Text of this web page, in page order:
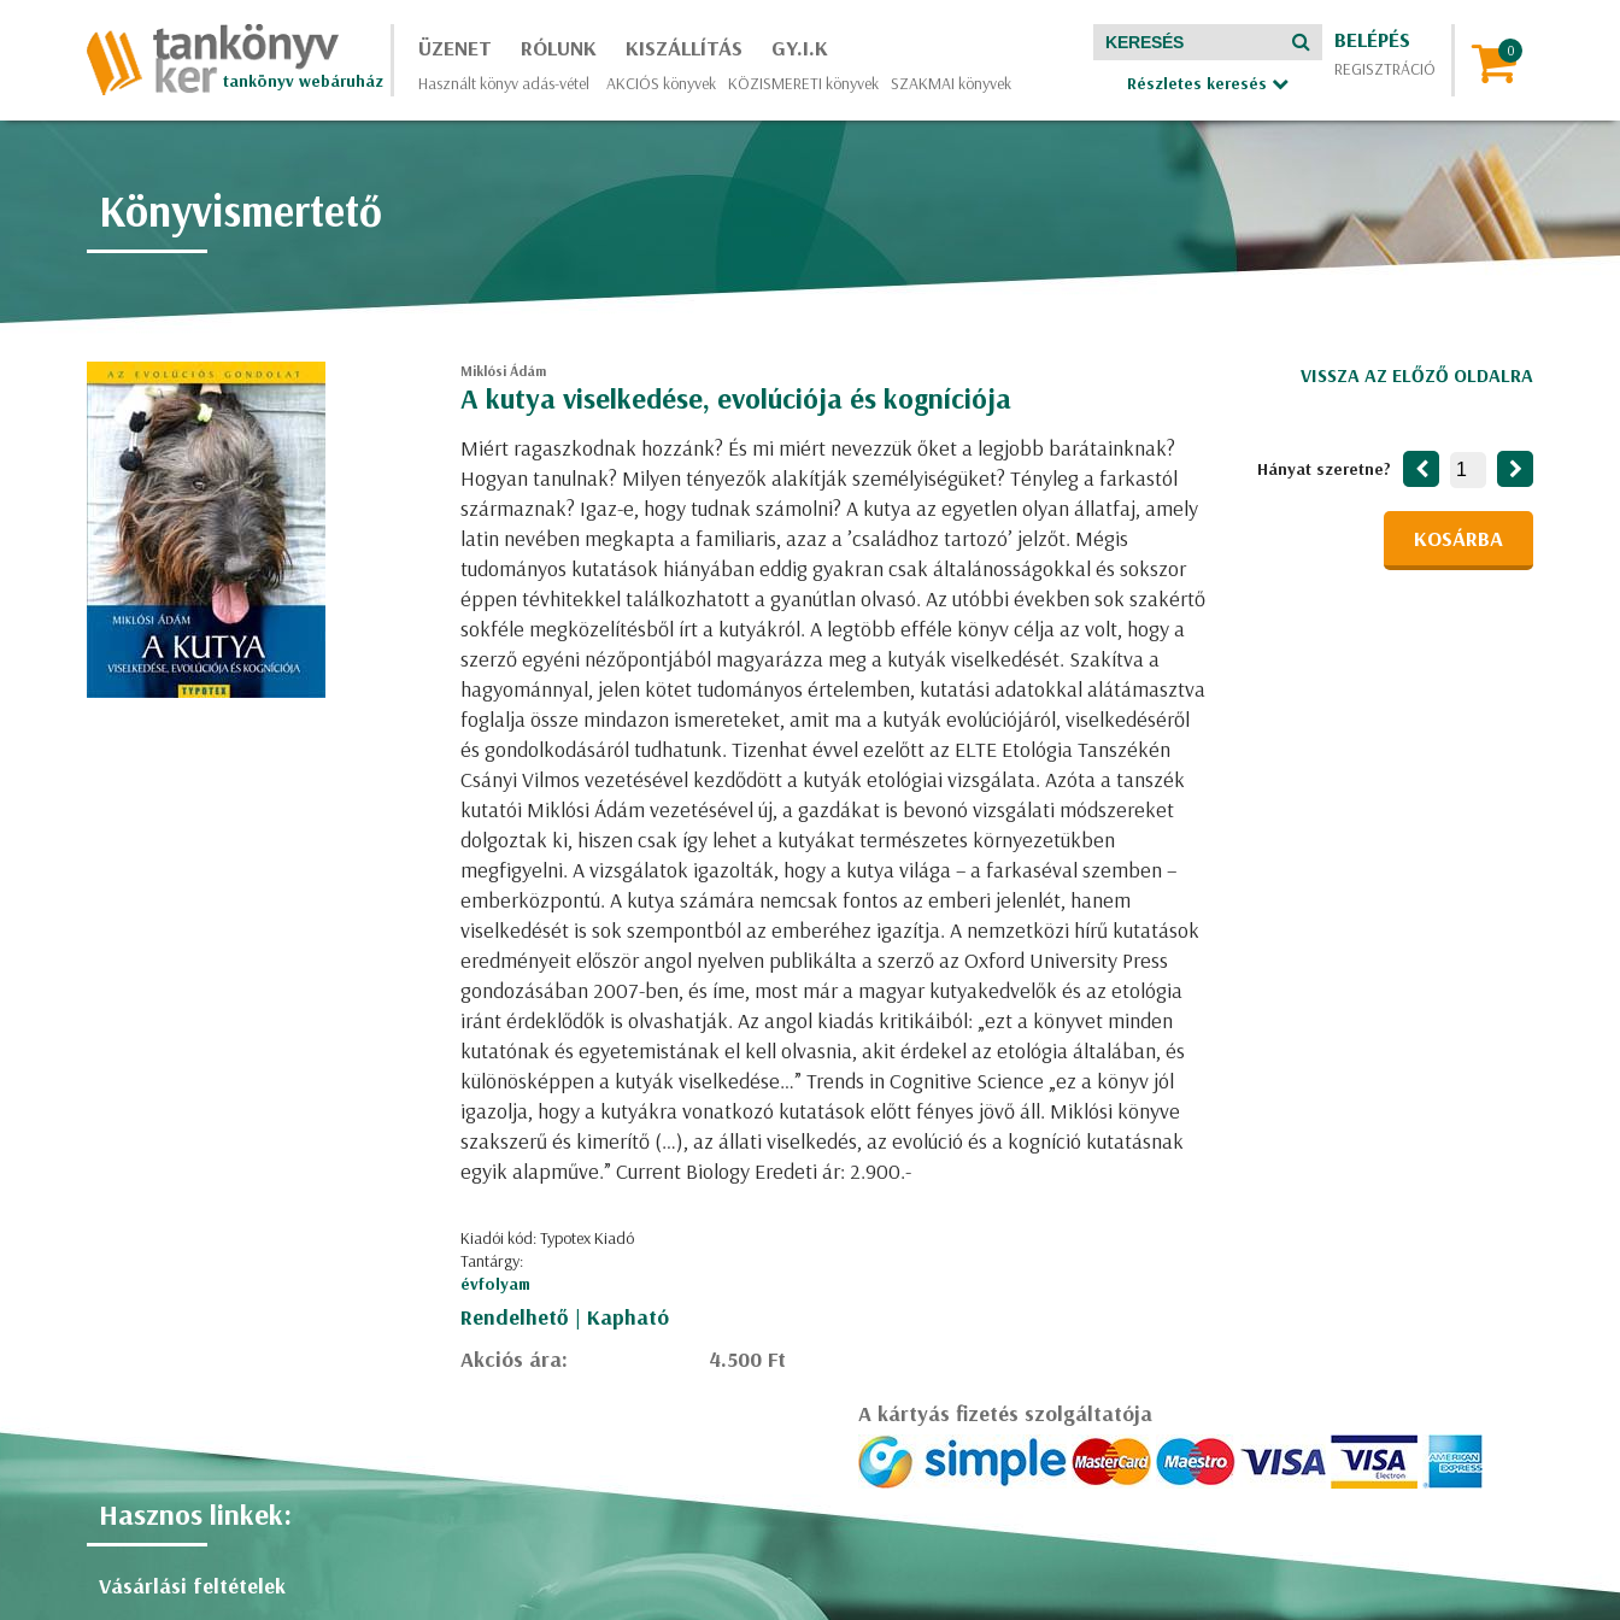
tankönyv webáruház
ÜZENET RÓLUNK KISZÁLLÍTÁS GY.I.K
Használt könyv adás-vétel AKCIÓS könyvek KÖZISMERETI könyvek SZAKMAI könyvek Részletes keresés
BELÉPÉS
REGISZTRÁCIÓ
Könyvismertető
Miklósi Ádám
A kutya viselkedése, evolúciója és kogníciója
Miért ragaszkodnak hozzánk? És mi miért nevezzük őket a legjobb barátainknak?
Hogyan tanulnak? Milyen tényezők alakítják személyiségüket? Tényleg a farkastól
származnak? Igaz-e, hogy tudnak számolni? A kutya az egyetlen olyan állatfaj, amely
latin nevében megkapta a familiaris, azaz a ’családhoz tartozó’ jelzőt. Mégis
tudományos kutatások hiányában eddig gyakran csak általánosságokkal és sokszor
éppen tévhitekkel találkozhatott a gyanútlan olvasó. Az utóbbi években sok szakértő
sokféle megközelítésből írt a kutyákról. A legtöbb efféle könyv célja az volt, hogy a
szerző egyéni nézőpontjából magyarázza meg a kutyák viselkedését. Szakítva a
hagyománnyal, jelen kötet tudományos értelemben, kutatási adatokkal alátámasztva
foglalja össze mindazon ismereteket, amit ma a kutyák evolúciójáról, viselkedéséről
és gondolkodásáról tudhatunk. Tizenhat évvel ezelőtt az ELTE Etológia Tanszékén
Csányi Vilmos vezetésével kezdődött a kutyák etológiai vizsgálata. Azóta a tanszék
kutatói Miklósi Ádám vezetésével új, a gazdákat is bevonó vizsgálati módszereket
dolgoztak ki, hiszen csak így lehet a kutyákat természetes környezetükben
megfigyelni. A vizsgálatok igazolták, hogy a kutya világa – a farkaséval szemben –
emberközpontú. A kutya számára nemcsak fontos az emberi jelenlét, hanem
viselkedését is sok szempontból az emberéhez igazítja. A nemzetközi hírű kutatások
eredményeit először angol nyelven publikálta a szerző az Oxford University Press
gondozásában 2007-ben, és íme, most már a magyar kutyakedvelők és az etológia
iránt érdeklődők is olvashatják. Az angol kiadás kritikáiból: „ezt a könyvet minden
kutatónak és egyetemistának el kell olvasnia, akit érdekel az etológia általában, és
különösképpen a kutyák viselkedése…” Trends in Cognitive Science „ez a könyv jól
igazolja, hogy a kutyákra vonatkozó kutatások előtt fényes jövő áll. Miklósi könyve
szakszerű és kimerítő (…), az állati viselkedés, az evolúció és a kogníció kutatásnak
egyik alapműve.” Current Biology Eredeti ár: 2.900.-
Kiadói kód: Typotex Kiadó
Tantárgy:
évfolyam
Rendelhető | Kapható
Akciós ára:
4.500 Ft
VISSZA AZ ELŐZŐ OLDALRA
Hányat szeretne?
KOSÁRBA
A kártyás fizetés szolgáltatója
Hasznos linkek:
Vásárlási feltételek